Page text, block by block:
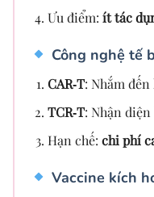
Ưu điểm: ít tác
Công nghệ tế
CAR‑T: Nhắm
TCR‑T: Nhận
Hạn chế: chi phí
Vaccine kích